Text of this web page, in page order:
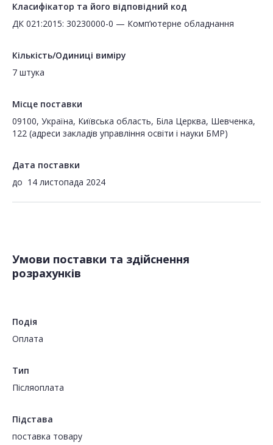
Класифікатор та його відповідний код
ДК 021:2015: 30230000-0 — Комп’ютерне обладнання
Кількість/Одиниці виміру
7 штука
Місце поставки
09100, Україна, Київська область, Біла Церква, Шевченка,
122 (адреси закладів управління освіти і науки БМР)
Дата поставки
до 14 листопада 2024
Умови поставки та здійснення
розрахунків
Подія
Оплата
Тип
Пiсляоплата
Підстава
поставка товару